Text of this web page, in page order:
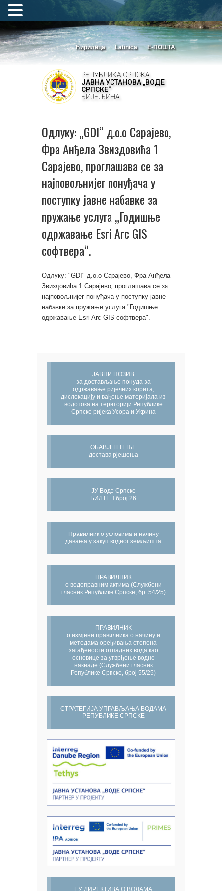
Ћирилица Latinica Е-ПОШТА
РЕПУБЛИКА СРПСКА
ЈАВНА УСТАНОВА „ВОДЕ
СРПСКЕ“
БИЈЕЉИНА
Одлуку: „GDI“ д.о.о Сарајево,
Фра Анђела Звиздовића 1
Сарајево, проглашава се за
најповољнијег понуђача у
поступку јавне набавке за
пружање услуга „Годишње
одржавање Esri Arc GIS
софтвера“.
Одлуку: "GDI" д.о.о Сарајево, Фра Анђела
Звиздовића 1 Сарајево, проглашава се за
најповољнијег понуђача у поступку јавне
набавке за пружање услуга "Годишње
одржавање Esri Arc GIS софтвера".
ЈАВНИ ПОЗИВ
за достављање понуда за
одржавање ријечних корита,
дислокацију и вађење материјала из
водотока на територији Републике
Српске ријека Усора и Укрина
ОБАВЈЕШТЕЊЕ
достава рјешења
ЈУ Воде Српске
БИЛТЕН број 26
Правилник о условима и начину
давања у закуп водног земљишта
ПРАВИЛНИК
о водоправним актима (Службени
гласник Републике Српске, бр. 54/25)
ПРАВИЛНИК
о измјени правилника о начину и
методама оређивања степена
загађености отпадних вода као
основице за утврђење водне
накнаде (Службени гласник
Републике Српске, број 55/25)
СТРАТЕГИЈА УПРАВЉАЊА ВОДАМА
РЕПУБЛИКЕ СРПСКЕ
ЕУ ДИРЕКТИВА О ВОДАМА